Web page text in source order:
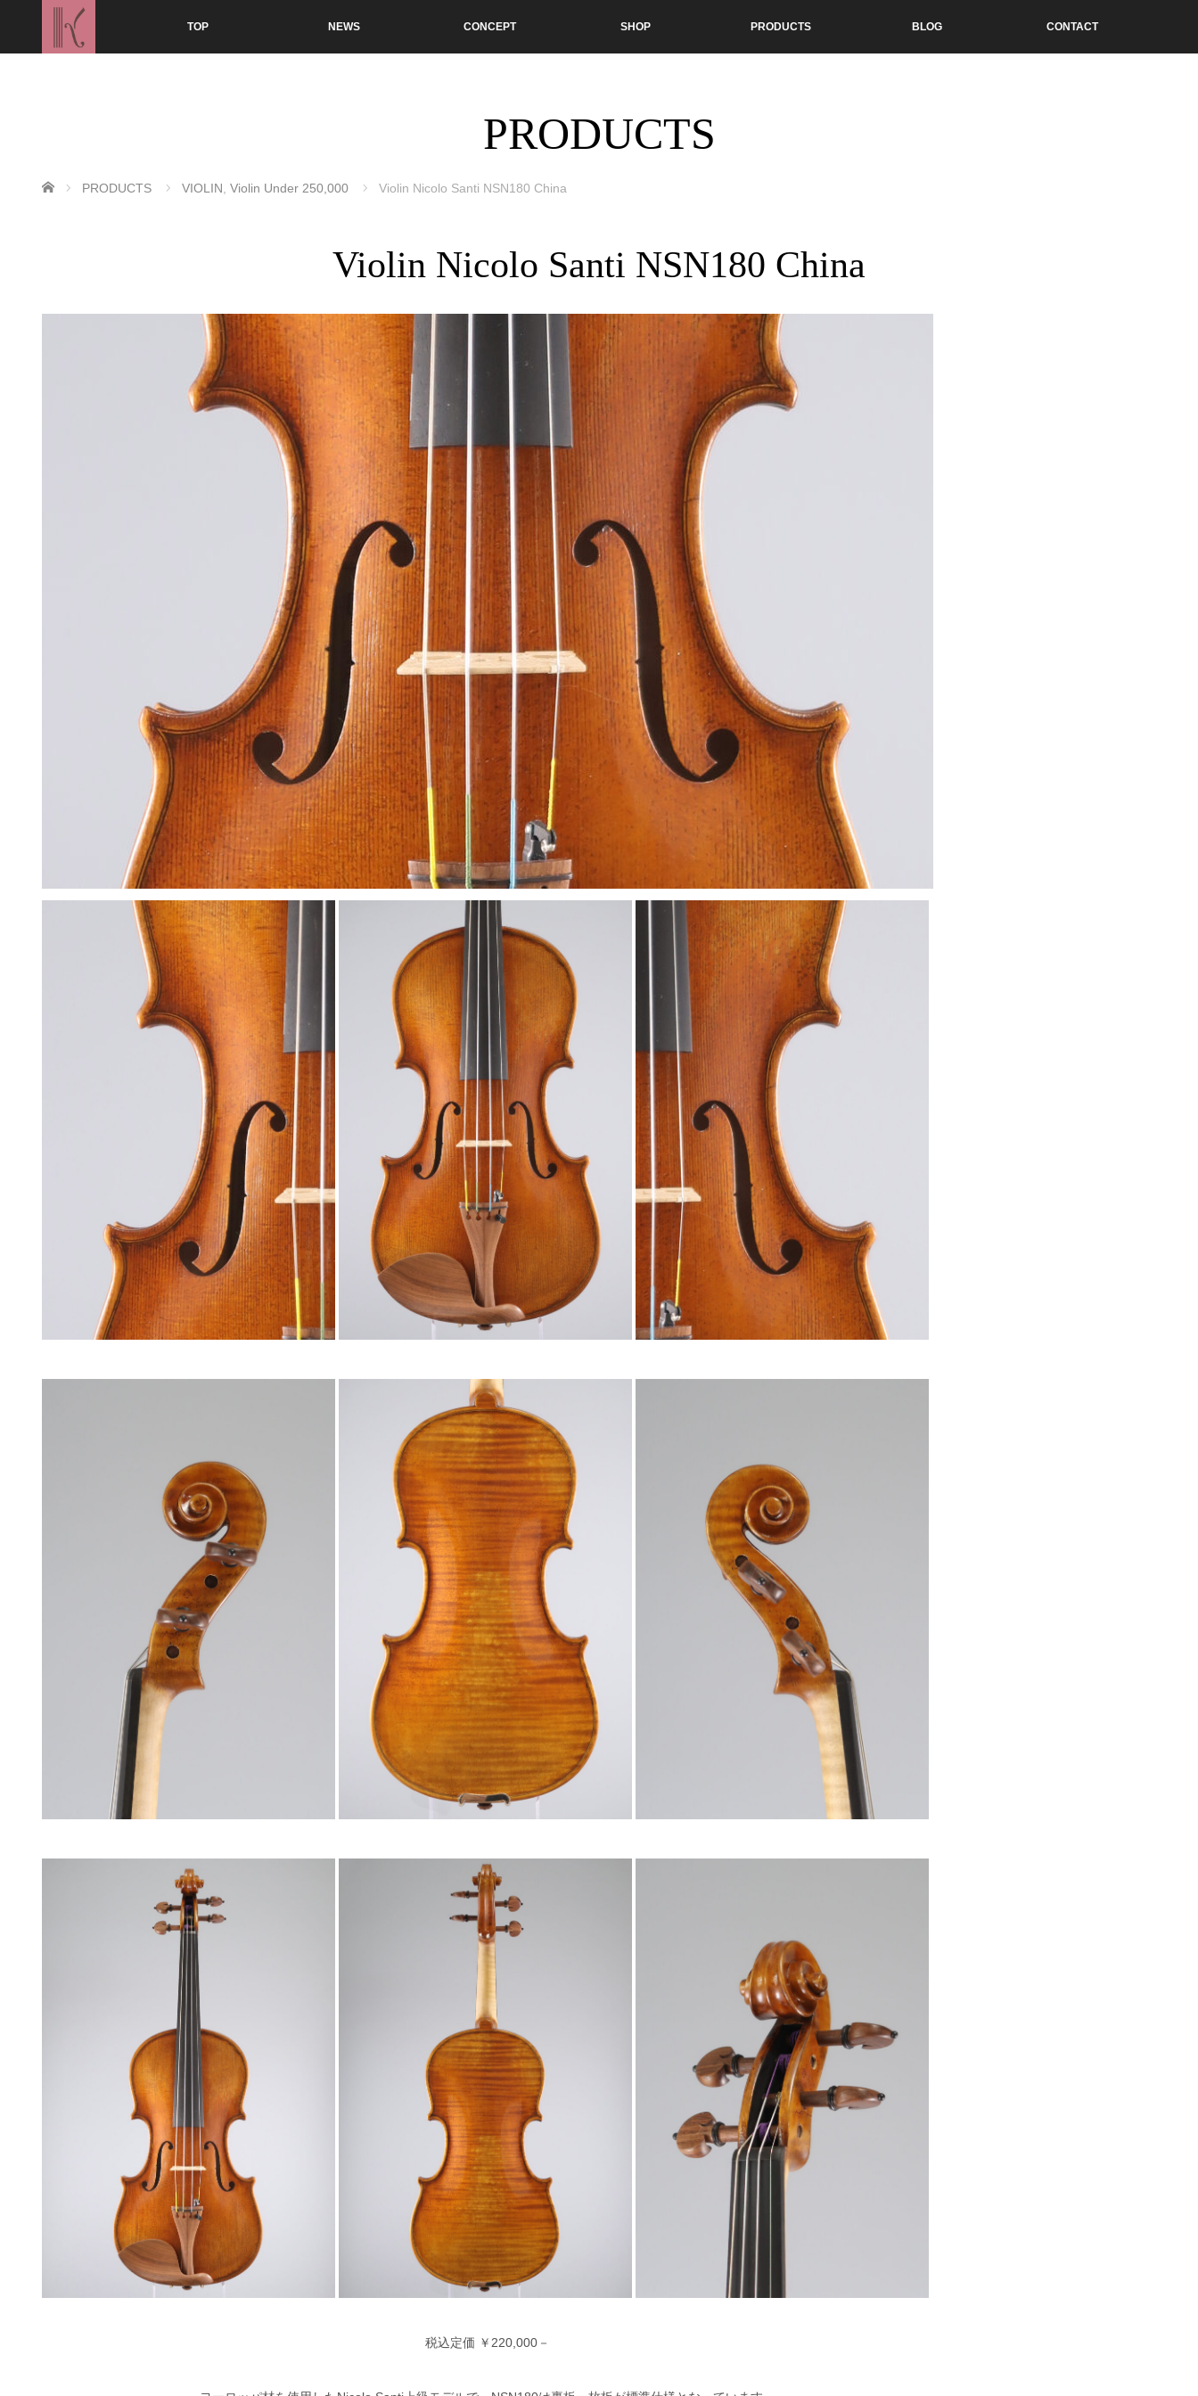
TOP NEWS CONCEPT SHOP PRODUCTS BLOG CONTACT
PRODUCTS
ホーム PRODUCTS VIOLIN Violin Under 250,000 Violin Nicolo Santi NSN180 China
Violin Nicolo Santi NSN180 China
税込定価 ￥220,000－